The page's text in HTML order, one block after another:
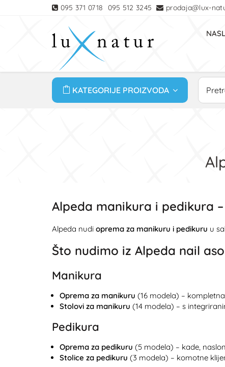
095 371 0718 095 512 3245 prodaja@lux-
KATEGORIJE PROIZVODA
Alpeda manikura i pedikura
Alpeda nudi oprema za manikuru i pedikuru u
Što nudimo iz Alpeda nail
Manikura
Oprema za manikuru (16 modela) –
Stolovi za manikuru (14 modela) – s
Pedikura
Oprema za pedikuru (5 modela) – kade,
Stolice za pedikuru (3 modela) – komotne